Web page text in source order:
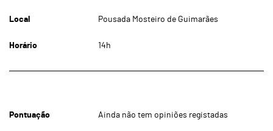
Local Pousada Mosteiro de Guimarães
Horário 14h
Pontuação Ainda não tem opiniões registadas